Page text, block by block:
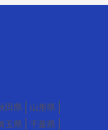
田県
山形県
玉県
千葉県